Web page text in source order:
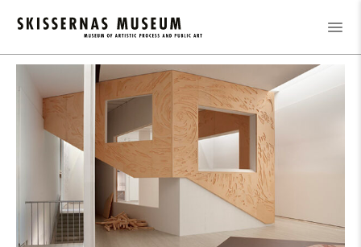
Kalender / Visning VRIDAVÄNDAVIRVLAVÄVA